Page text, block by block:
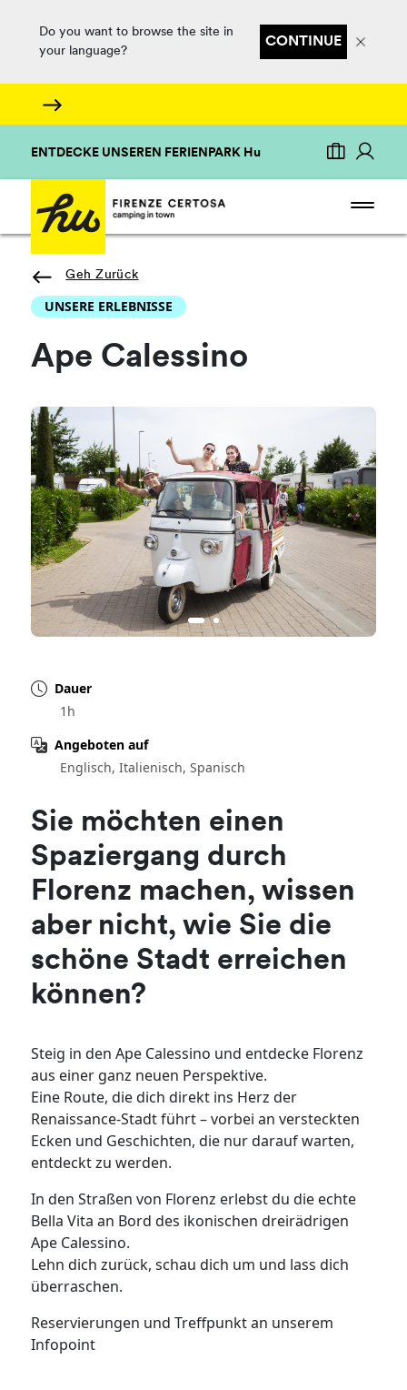
Do you want to browse the site in
your language?
CONTINUE
ENTDECKE UNSEREN FERIENPARK Hu
Geh Zurück
UNSERE ERLEBNISSE
Ape Calessino
Dauer
1h
Angeboten auf
Englisch, Italienisch, Spanisch
Sie möchten einen
Spaziergang durch
Florenz machen, wissen
aber nicht, wie Sie die
schöne Stadt erreichen
können?
Steig in den Ape Calessino und entdecke Florenz
aus einer ganz neuen Perspektive.
Eine Route, die dich direkt ins Herz der
Renaissance-Stadt führt – vorbei an versteckten
Ecken und Geschichten, die nur darauf warten,
entdeckt zu werden.
In den Straßen von Florenz erlebst du die echte
Bella Vita an Bord des ikonischen dreirädrigen
Ape Calessino.
Lehn dich zurück, schau dich um und lass dich
überraschen.
Reservierungen und Treffpunkt an unserem
Infopoint